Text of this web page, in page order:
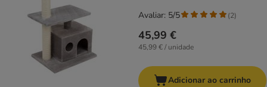
45,99 €
45,99 € / unidade
Avaliar: 5/5 (2)
Adicionar ao carrinho